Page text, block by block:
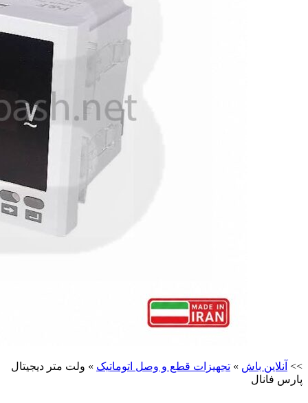
>> آنلاین باش » تجهیزات قطع و وصل اتوماتیک » ولت متر دیجیتال
پارس فانال